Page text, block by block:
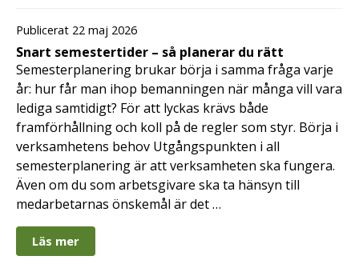
Publicerat 22 maj 2026
Snart semestertider – så planerar du rätt
Semesterplanering brukar börja i samma fråga varje
år: hur får man ihop bemanningen när många vill vara
lediga samtidigt? För att lyckas krävs både
framförhållning och koll på de regler som styr. Börja i
verksamhetens behov Utgångspunkten i all
semesterplanering är att verksamheten ska fungera.
Även om du som arbetsgivare ska ta hänsyn till
medarbetarnas önskemål är det …
Läs mer